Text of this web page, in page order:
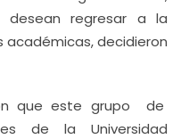
regresar a la
decidieron
que este grupo de
de la Universidad